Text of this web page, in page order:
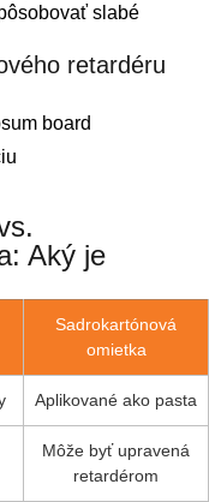
slabé
retardéru
board
Aký je
Sadrokartónová
omietka
Aplikované ako pasta
Môže byť upravená
retardérom